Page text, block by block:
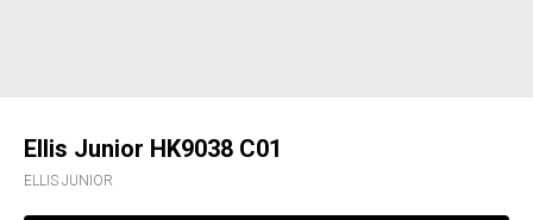
Ellis Junior HK9038 C01
ELLIS JUNIOR